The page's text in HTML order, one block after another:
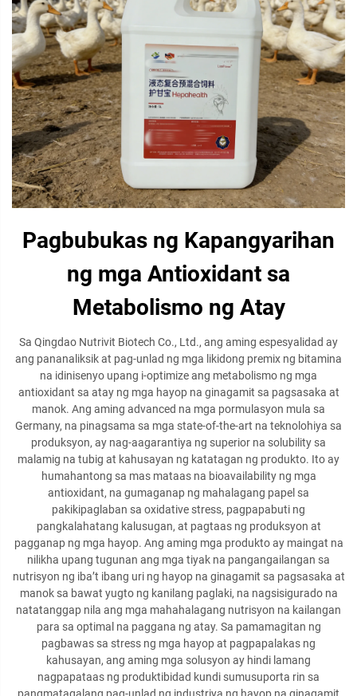
Pagbubukas ng Kapangyarihan
ng mga Antioxidant sa
Metabolismo ng Atay
Sa Qingdao Nutrivit Biotech Co., Ltd., ang aming espesyalidad ay
ang pananaliksik at pag-unlad ng mga likidong premix ng bitamina
na idinisenyo upang i-optimize ang metabolismo ng mga
antioxidant sa atay ng mga hayop na ginagamit sa pagsasaka at
manok. Ang aming advanced na mga pormulasyon mula sa
Germany, na pinagsama sa mga state-of-the-art na teknolohiya sa
produksyon, ay nag-aagarantiya ng superior na solubility sa
malamig na tubig at kahusayan ng katatagan ng produkto. Ito ay
humahantong sa mas mataas na bioavailability ng mga
antioxidant, na gumaganap ng mahalagang papel sa
pakikipaglaban sa oxidative stress, pagpapabuti ng
pangkalahatang kalusugan, at pagtaas ng produksyon at
pagganap ng mga hayop. Ang aming mga produkto ay maingat na
nilikha upang tugunan ang mga tiyak na pangangailangan sa
nutrisyon ng iba’t ibang uri ng hayop na ginagamit sa pagsasaka at
manok sa bawat yugto ng kanilang paglaki, na nagsisigurado na
natatanggap nila ang mga mahahalagang nutrisyon na kailangan
para sa optimal na paggana ng atay. Sa pamamagitan ng
pagbawas sa stress ng mga hayop at pagpapalakas ng
kahusayan, ang aming mga solusyon ay hindi lamang
nagpapataas ng produktibidad kundi sumusuporta rin sa